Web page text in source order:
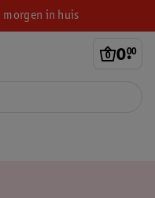
in huis
0.
00